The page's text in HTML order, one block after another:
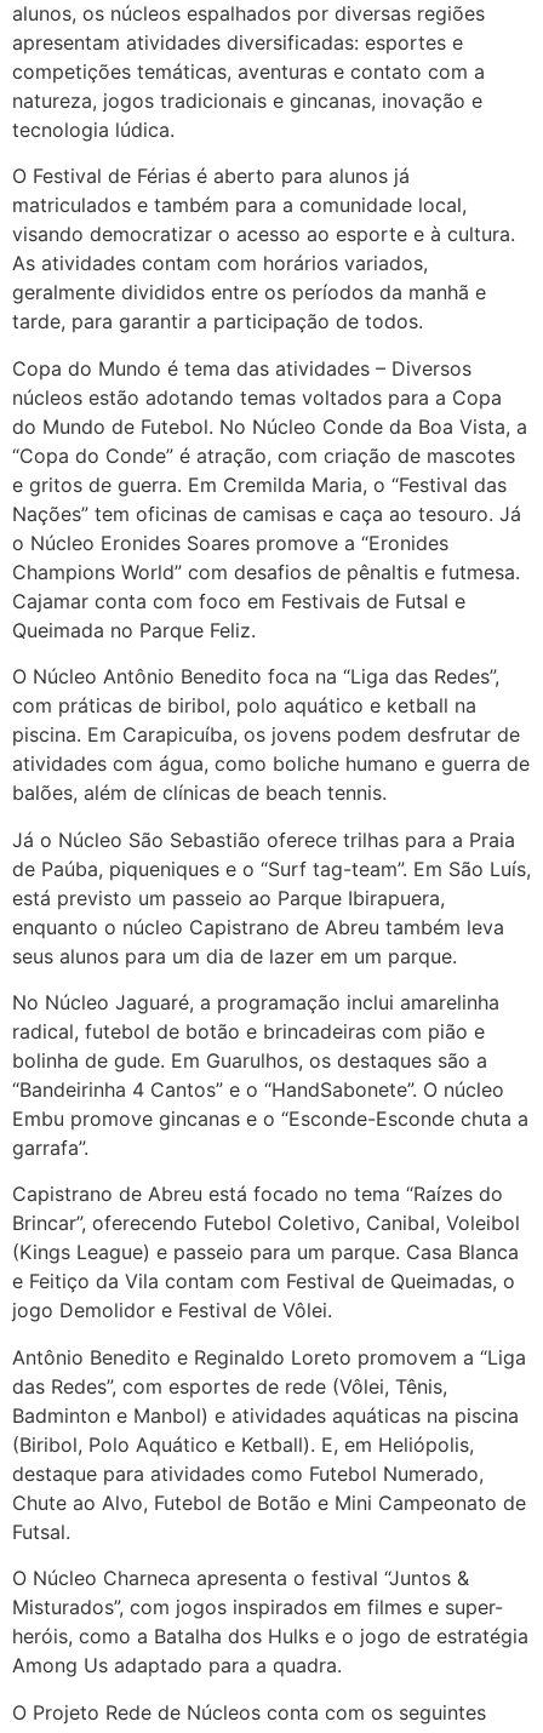
alunos, os núcleos espalhados por diversas regiões
apresentam atividades diversificadas: esportes e
competições temáticas, aventuras e contato com a
natureza, jogos tradicionais e gincanas, inovação e
tecnologia lúdica.
O Festival de Férias é aberto para alunos já
matriculados e também para a comunidade local,
visando democratizar o acesso ao esporte e à cultura.
As atividades contam com horários variados,
geralmente divididos entre os períodos da manhã e
tarde, para garantir a participação de todos.
Copa do Mundo é tema das atividades – Diversos
núcleos estão adotando temas voltados para a Copa
do Mundo de Futebol. No Núcleo Conde da Boa Vista, a
“Copa do Conde” é atração, com criação de mascotes
e gritos de guerra. Em Cremilda Maria, o “Festival das
Nações” tem oficinas de camisas e caça ao tesouro. Já
o Núcleo Eronides Soares promove a “Eronides
Champions World” com desafios de pênaltis e futmesa.
Cajamar conta com foco em Festivais de Futsal e
Queimada no Parque Feliz.
O Núcleo Antônio Benedito foca na “Liga das Redes”,
com práticas de biribol, polo aquático e ketball na
piscina. Em Carapicuíba, os jovens podem desfrutar de
atividades com água, como boliche humano e guerra de
balões, além de clínicas de beach tennis.
Já o Núcleo São Sebastião oferece trilhas para a Praia
de Paúba, piqueniques e o “Surf tag-team”. Em São Luís,
está previsto um passeio ao Parque Ibirapuera,
enquanto o núcleo Capistrano de Abreu também leva
seus alunos para um dia de lazer em um parque.
No Núcleo Jaguaré, a programação inclui amarelinha
radical, futebol de botão e brincadeiras com pião e
bolinha de gude. Em Guarulhos, os destaques são a
“Bandeirinha 4 Cantos” e o “HandSabonete”. O núcleo
Embu promove gincanas e o “Esconde-Esconde chuta a
garrafa”.
Capistrano de Abreu está focado no tema “Raízes do
Brincar”, oferecendo Futebol Coletivo, Canibal, Voleibol
(Kings League) e passeio para um parque. Casa Blanca
e Feitiço da Vila contam com Festival de Queimadas, o
jogo Demolidor e Festival de Vôlei.
Antônio Benedito e Reginaldo Loreto promovem a “Liga
das Redes”, com esportes de rede (Vôlei, Tênis,
Badminton e Manbol) e atividades aquáticas na piscina
(Biribol, Polo Aquático e Ketball). E, em Heliópolis,
destaque para atividades como Futebol Numerado,
Chute ao Alvo, Futebol de Botão e Mini Campeonato de
Futsal.
O Núcleo Charneca apresenta o festival “Juntos &
Misturados”, com jogos inspirados em filmes e super-
heróis, como a Batalha dos Hulks e o jogo de estratégia
Among Us adaptado para a quadra.
O Projeto Rede de Núcleos conta com os seguintes